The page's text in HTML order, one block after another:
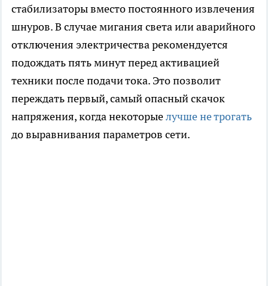
стабилизаторы вместо постоянного извлечения
шнуров. В случае мигания света или аварийного
отключения электричества рекомендуется
подождать пять минут перед активацией
техники после подачи тока. Это позволит
переждать первый, самый опасный скачок
напряжения, когда некоторыелучше не трогать
до выравнивания параметров сети.